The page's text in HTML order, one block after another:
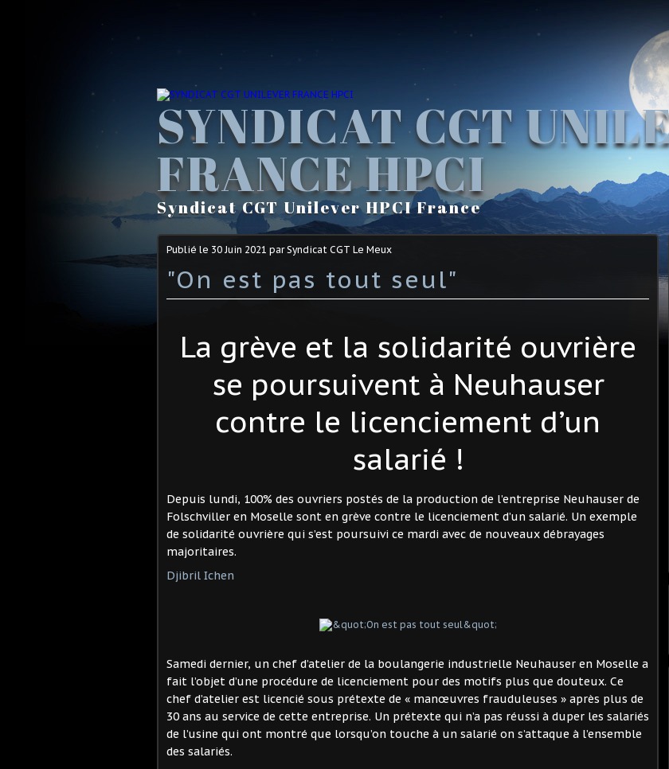
SYNDICAT CGT
FRANCE HPCI
Syndicat CGT Unilever HPCI France
Publié le 30 Juin 2021 par Syndicat CGT Le Meux
"On est pas tout seul"
La grève et la solidarité ouvrière
se poursuivent à Neuhauser
contre le licenciement d’un
salarié !
Depuis lundi, 100% des ouvriers postés de la production de l’entreprise Neuhauser de
Folschviller en Moselle sont en grève contre le licenciement d’un salarié. Un exemple
de solidarité ouvrière qui s’est poursuivi ce mardi avec de nouveaux débrayages
majoritaires.
Djibril Ichen
Samedi dernier, un chef d’atelier de la boulangerie industrielle Neuhauser en Moselle a
fait l’objet d’une procédure de licenciement pour des motifs plus que douteux. Ce
chef d’atelier est licencié sous prétexte de « manœuvres frauduleuses » après plus de
30 ans au service de cette entreprise. Un prétexte qui n’a pas réussi à duper les salariés
de l’usine qui ont montré que lorsqu’on touche à un salarié on s’attaque à l’ensemble
des salariés.